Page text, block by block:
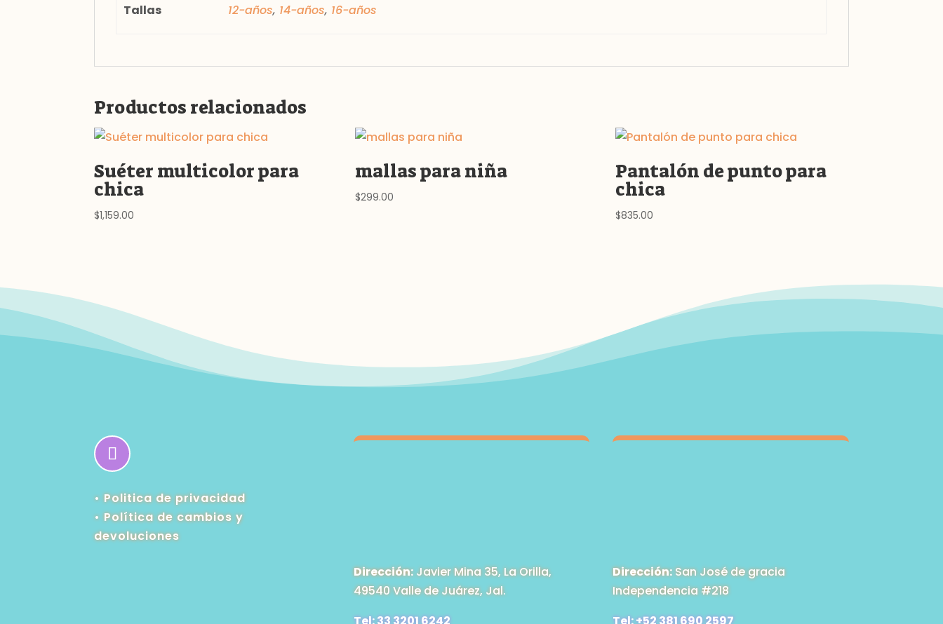
Tallas 12-años, 14-años, 16-años
Productos relacionados
Suéter multicolor para
chica
$1,159.00
mallas para niña
$299.00
Pantalón de punto para
chica
$835.00
• Politica de privacidad
•Política de cambios y
devoluciones
Dirección:Javier Mina 35, La Orilla,
49540 Valle de Juárez, Jal.
Tel: 33 3201 6242
Dirección:San José de gracia
Independencia #218
Tel: +52 381 690 2597